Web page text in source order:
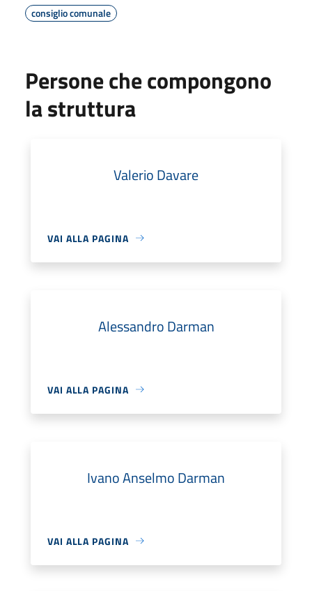
consiglio comunale
Persone che compongono
la struttura
Valerio Davare
VAI ALLA PAGINA
Alessandro Darman
VAI ALLA PAGINA
Ivano Anselmo Darman
VAI ALLA PAGINA